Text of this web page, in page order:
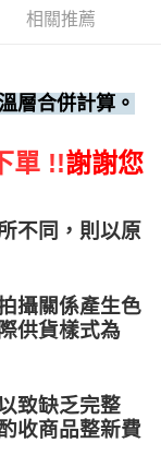
相關推薦
層合併計算。
單 !!謝謝您
不同，則以原
攝關係產生色
供貨樣式為
致缺乏完整
收商品整﻿新費